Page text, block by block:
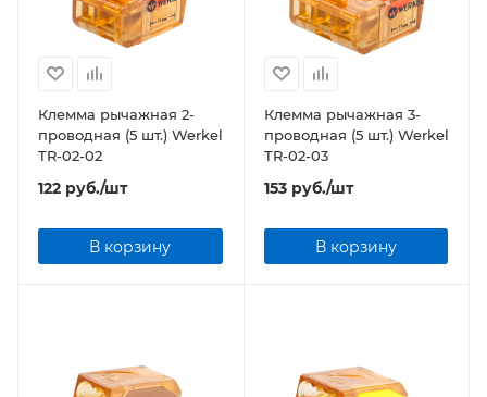
Клемма рычажная 2-
проводная (5 шт.) Werkel
TR-02-02
122 руб./шт
В корзину
Клемма рычажная 3-
проводная (5 шт.) Werkel
TR-02-03
153руб./шт
В корзину